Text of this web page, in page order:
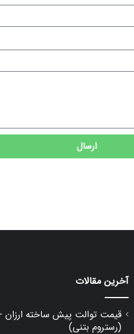
ارسال
آخرین مقالات
(رستروم بتنی)